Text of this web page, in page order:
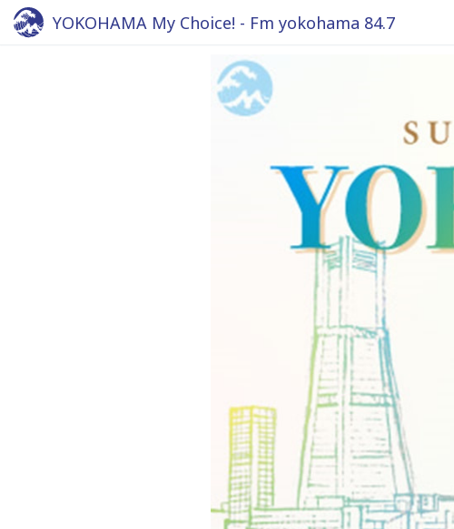
YOKOHAMA My Choice! - Fm yokohama 84.7